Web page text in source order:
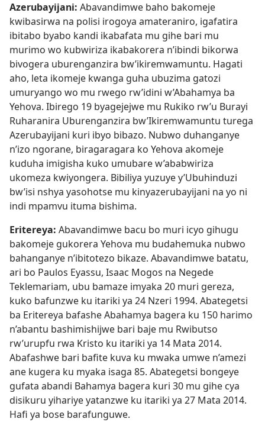
Azerubayijani: Abavandimwe baho bakomeje
kwibasirwa na polisi irogoya amateraniro, igafatira
ibitabo byabo kandi ikabafata mu gihe bari mu
murimo wo kubwiriza ikabakorera n’ibindi bikorwa
bivogera uburenganzira bw’ikiremwamuntu. Hagati
aho, leta ikomeje kwanga guha ubuzima gatozi
umuryango wo mu rwego rw’idini w’Abahamya ba
Yehova. Ibirego 19 byagejejwe mu Rukiko rw’u Burayi
Ruharanira Uburenganzira bw’Ikiremwamuntu turega
Azerubayijani kuri ibyo bibazo. Nubwo duhanganye
n’izo ngorane, biragaragara ko Yehova akomeje
kuduha imigisha kuko umubare w’ababwiriza
ukomeza kwiyongera. Bibiliya yuzuye y’Ubuhinduzi
bw’isi nshya yasohotse mu kinyazerubayijani na yo ni
indi mpamvu ituma bishima.
Eritereya: Abavandimwe bacu bo muri icyo gihugu
bakomeje gukorera Yehova mu budahemuka nubwo
bahanganye n’ibitotezo bikaze. Abavandimwe batatu,
ari bo Paulos Eyassu, Isaac Mogos na Negede
Teklemariam, ubu bamaze imyaka 20 muri gereza,
kuko bafunzwe ku itariki ya 24 Nzeri 1994. Abategetsi
ba Eritereya bafashe Abahamya bagera ku 150 harimo
n’abantu bashimishijwe bari baje mu Rwibutso
rw’urupfu rwa Kristo ku itariki ya 14 Mata 2014.
Abafashwe bari bafite kuva ku mwaka umwe n’amezi
ane kugera ku myaka isaga 85. Abategetsi bongeye
gufata abandi Bahamya bagera kuri 30 mu gihe cya
disikuru yihariye yatanzwe ku itariki ya 27 Mata 2014.
Hafi ya bose barafunguwe.